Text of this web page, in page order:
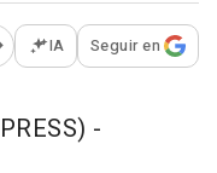
opciones para
IA Seguir en
-